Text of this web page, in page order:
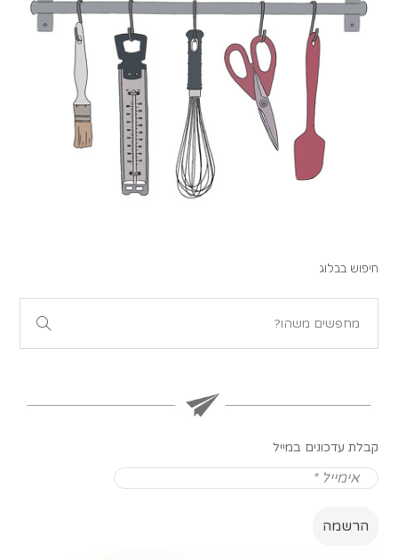
חיפוש בבלוג
קבלת עדכונים במייל